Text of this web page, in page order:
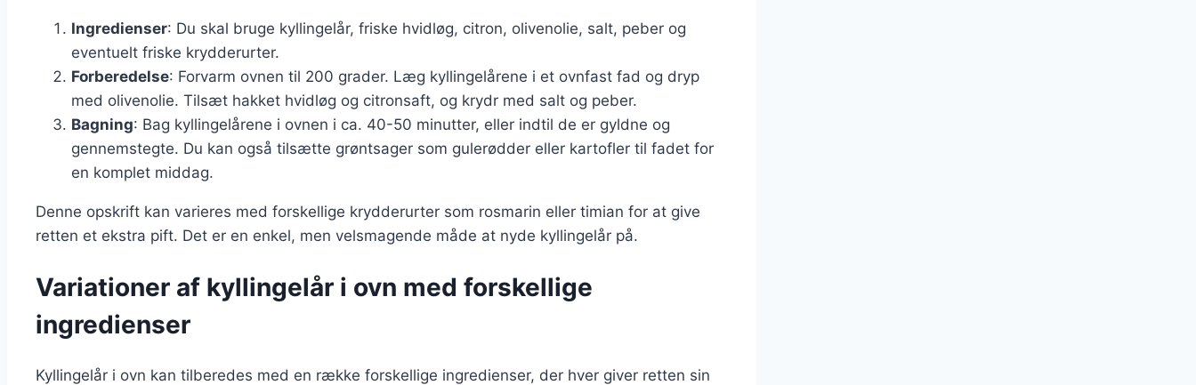
Ingredienser: Du skal bruge kyllingelår, friske hvidløg, citron, olivenolie, salt, peber og
eventuelt friske krydderurter.
Forberedelse: Forvarm ovnen til 200 grader. Læg kyllingelårene i et ovnfast fad og dryp
med olivenolie. Tilsæt hakket hvidløg og citronsaft, og krydr med salt og peber.
Bagning: Bag kyllingelårene i ovnen i ca. 40-50 minutter, eller indtil de er gyldne og
gennemstegte. Du kan også tilsætte grøntsager som gulerødder eller kartofler til fadet for
en komplet middag.
Denne opskrift kan varieres med forskellige krydderurter som rosmarin eller timian for at give
retten et ekstra pift. Det er en enkel, men velsmagende måde at nyde kyllingelår på.
Variationer af kyllingelår i ovn med forskellige
ingredienser
Kyllingelår i ovn kan tilberedes med en række forskellige ingredienser, der hver giver retten sin